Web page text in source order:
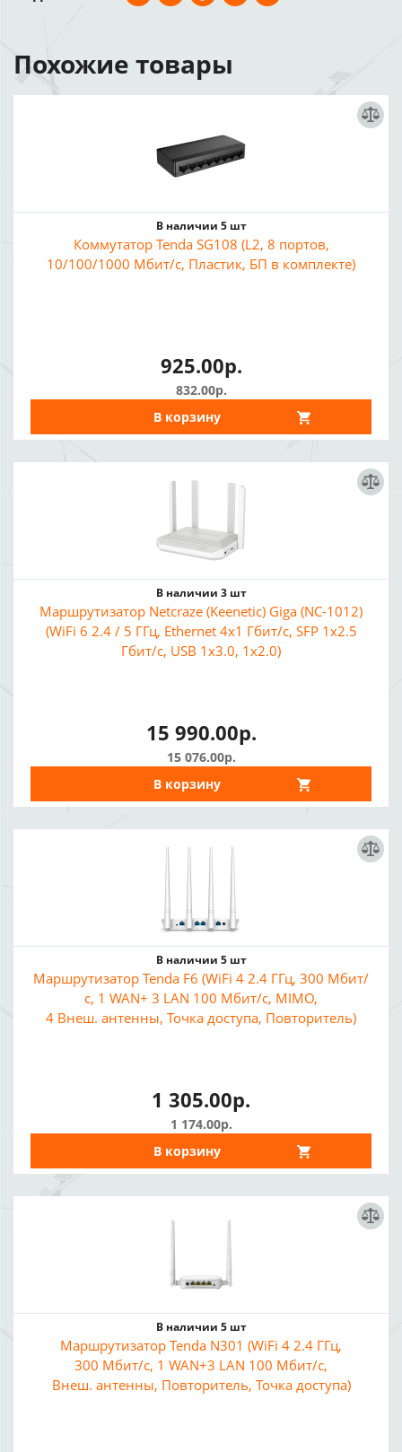
Похожие товары
В наличии 5 шт
Коммутатор Tenda SG108 (L2, 8 портов,
10/100/1000 Мбит/с, Пластик, БП в комплекте)
925.00р.
832.00р.
В корзину
В наличии 3 шт
Маршрутизатор Netcraze (Keenetic) Giga (NC-1012)
(WiFi 6 2.4 / 5 ГГц, Ethernet 4x1 Гбит/с, SFP 1x2.5
Гбит/с, USB 1x3.0, 1x2.0)
15 990.00р.
15 076.00р.
В корзину
В наличии 5 шт
Маршрутизатор Tenda F6 (WiFi 4 2.4 ГГц, 300 Мбит/
с, 1 WAN+ 3 LAN 100 Мбит/с, MIMO,
4 Внеш. антенны, Точка доступа, Повторитель)
1 305.00р.
1 174.00р.
В корзину
В наличии 5 шт
Маршрутизатор Tenda N301 (WiFi 4 2.4 ГГц,
300 Мбит/с, 1 WAN+3 LAN 100 Мбит/с,
Внеш. антенны, Повторитель, Точка доступа)